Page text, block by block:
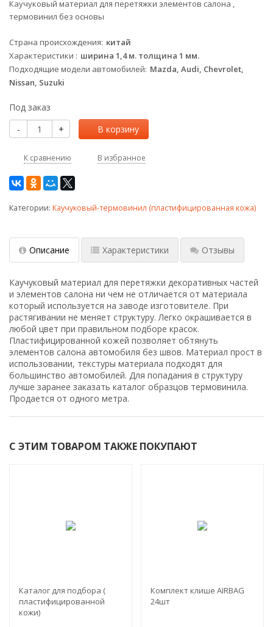
Каучуковый материал для перетяжки элементов салона ,
термовинил без основы
Страна происхождения китай
Характеристики
ширина 1,4 м. толщина 1 мм.
Подходящие модели автомобилей Mazda, Audi, Chevrolet,
Nissan, Suzuki
Под заказ
-
+ В корзину
К сравнению В избранное
Категории: Каучуковый-термовинил (пластифицированная кожа)
Описание Характеристики Отзывы
Каучуковый материал для перетяжки декоративных частей
и элементов салона ни чем не отличается от материала
который используется на заводе изготовителе. При
растягивании не меняет структуру. Легко окрашивается в
любой цвет при правильном подборе красок.
Пластифицированной кожей позволяет обтянуть
элементов салона автомобиля без швов. Материал прост в
использовании, текстуры материала подходят для
большинство автомобилей. Для попадания в структуру
лучше заранее заказать каталог образцов термовинила.
Продается от одного метра.
С ЭТИМ ТОВАРОМ ТАКЖЕ ПОКУПАЮТ
Каталог для подбора (
пластифицированной
кожи)
Комплект клише AIRBAG
24шт